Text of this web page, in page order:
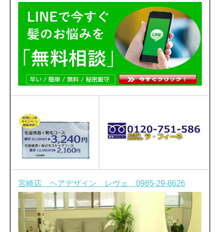
宮崎店 ヘアデザイン レヴェ 0985-29-8626